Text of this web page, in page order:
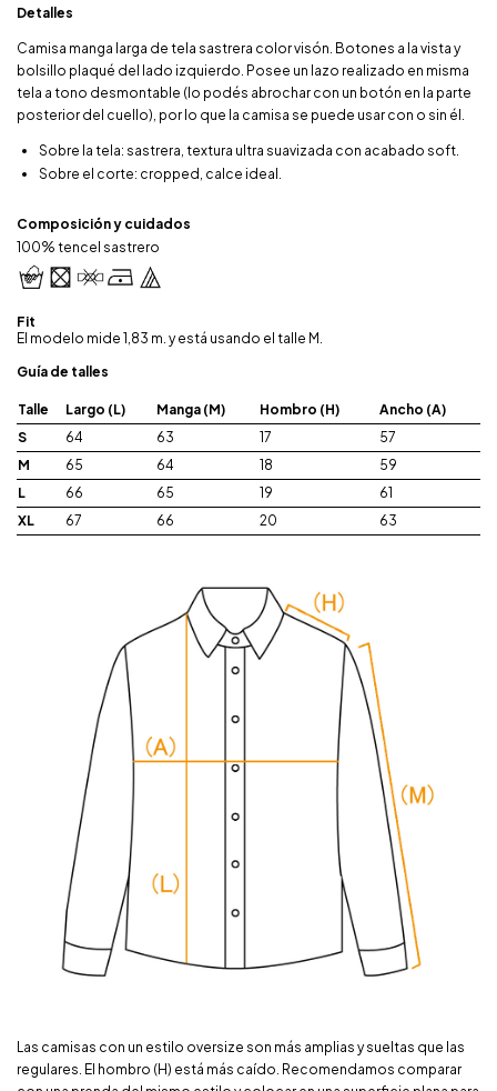
Detalles
Camisa manga larga de tela sastrera color visón. Botones a la vista y
bolsillo plaqué del lado izquierdo. Posee un lazo realizado en misma
tela a tono desmontable (lo podés abrochar con un botón en la parte
posterior del cuello), por lo que la camisa se puede usar con o sin él.
Sobre la tela: sastrera, textura ultra suavizada con acabado soft.
Sobre el corte: cropped, calce ideal.
Composición y cuidados
100% tencel sastrero
Fit
El modelo mide 1,83 m. y está usando el talle M.
Guía de talles
Talle Largo (L) Manga (M) Hombro (H)
Ancho (A)
S
64 63 17
57
M
65 64 18
59
L
66 65 19
61
XL
67 66 20 63
Las camisas con un estilo oversize son más amplias y sueltas que las
regulares. El hombro (H) está más caído. Recomendamos comparar